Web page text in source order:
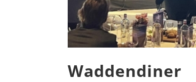
Waddendiner